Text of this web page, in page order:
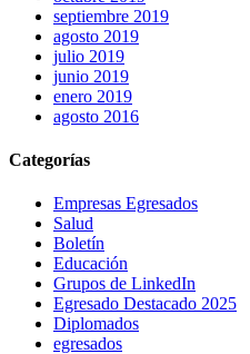
septiembre 2019
agosto 2019
julio 2019
junio 2019
enero 2019
agosto 2016
Categorías
Empresas Egresados
Salud
Boletín
Educación
Grupos de LinkedIn
Egresado Destacado 2025
Diplomados
egresados